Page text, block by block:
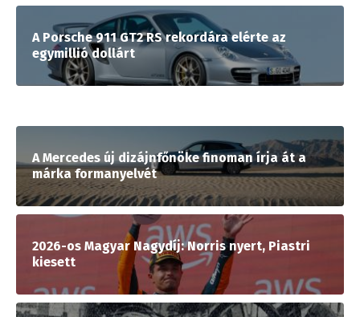
A Porsche 911 GT2 RS rekordára elérte az
egymillió dollárt
A Mercedes új dizájnfőnöke finoman írja át a
márka formanyelvét
2026-os Magyar Nagydíj: Norris nyert, Piastri
kiesett